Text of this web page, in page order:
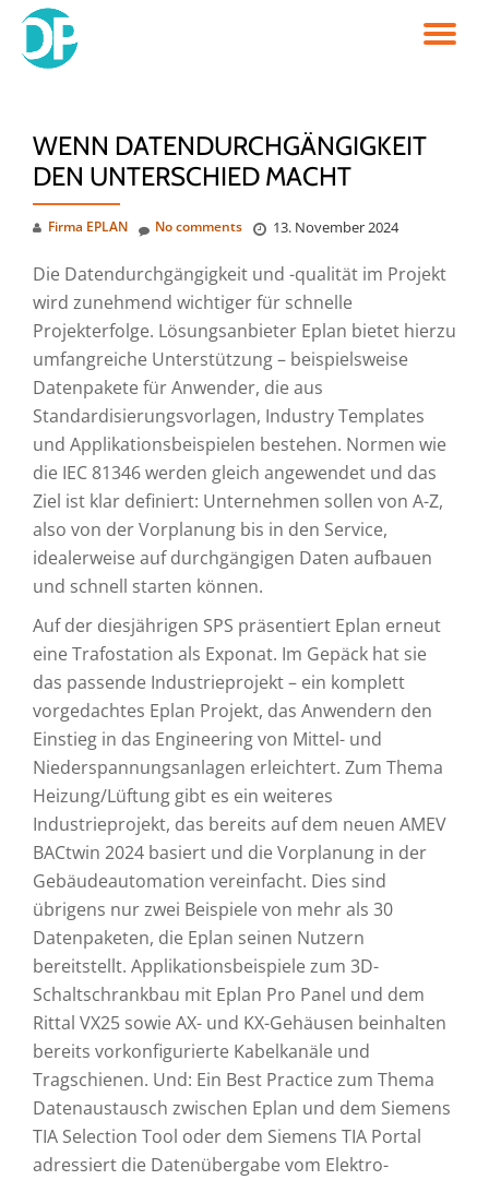
Skip
WENN DATENDURCHGÄNGIGKEIT
DEN UNTERSCHIED MACHT
Firma EPLAN 13. November 2024
No comments
Die Datendurchgängigkeit und -qualität im Projekt
wird zunehmend wichtiger für schnelle
Projekterfolge. Lösungsanbieter Eplan bietet hierzu
umfangreiche Unterstützung – beispielsweise
Datenpakete für Anwender, die aus
Standardisierungsvorlagen, Industry Templates
und Applikationsbeispielen bestehen. Normen wie
die IEC 81346 werden gleich angewendet und das
Ziel ist klar definiert: Unternehmen sollen von A-Z,
also von der Vorplanung bis in den Service,
idealerweise auf durchgängigen Daten aufbauen
und schnell starten können.
Auf der diesjährigen SPS präsentiert Eplan erneut
eine Trafostation als Exponat. Im Gepäck hat sie
das passende Industrieprojekt – ein komplett
vorgedachtes Eplan Projekt, das Anwendern den
Einstieg in das Engineering von Mittel- und
Niederspannungsanlagen erleichtert. Zum Thema
Heizung/Lüftung gibt es ein weiteres
Industrieprojekt, das bereits auf dem neuen AMEV
BACtwin 2024 basiert und die Vorplanung in der
Gebäudeautomation vereinfacht. Dies sind
übrigens nur zwei Beispiele von mehr als 30
Datenpaketen, die Eplan seinen Nutzern
bereitstellt. Applikationsbeispiele zum 3D-
Schaltschrankbau mit Eplan Pro Panel und dem
Rittal VX25 sowie AX- und KX-Gehäusen beinhalten
bereits vorkonfigurierte Kabelkanäle und
Tragschienen. Und: Ein Best Practice zum Thema
Datenaustausch zwischen Eplan und dem Siemens
TIA Selection Tool oder dem Siemens TIA Portal
adressiert die Datenübergabe vom Elektro-